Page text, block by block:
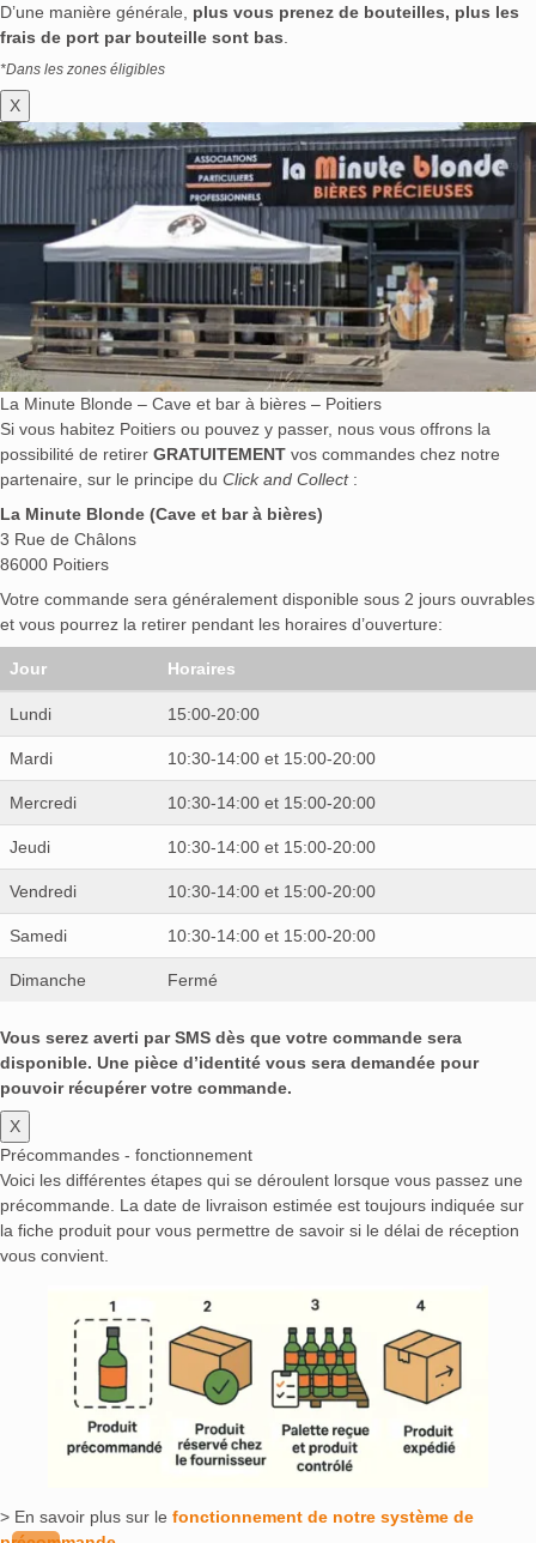
D’une manière générale, plus vous prenez de bouteilles, plus les
frais de port par bouteille sont bas
*Dans les zones éligibles
X
La Minute Blonde – Cave et bar à bières – Poitiers
Si vous habitez Poitiers ou pouvez y passer, nous vous offrons la
possibilité de retirer GRATUITEMENT vos commandes chez notre
partenaire, sur le principe du Click and Collect:
La Minute Blonde (Cave et bar à bières)
3 Rue de Châlons
86000 Poitiers
Votre commande sera généralement disponible sous 2 jours ouvrables
et vous pourrez la retirer pendant les horaires d’ouverture:
Jour Horaires
Lundi 15:00-20:00
Mardi 10:30-14:00 et 15:00-20:00
Mercredi 10:30-14:00 et 15:00-20:00
Jeudi 10:30-14:00 et 15:00-20:00
Vendredi 10:30-14:00 et 15:00-20:00
Samedi 10:30-14:00 et 15:00-20:00
Dimanche Fermé
Vous serez averti par SMS dès que votre commande sera
disponible. Une pièce d’identité vous sera demandée pour
pouvoir récupérer votre commande.
X
Précommandes - fonctionnement
Voici les différentes étapes qui se déroulent lorsque vous passez une
précommande. La date de livraison estimée est toujours indiquée sur
la fiche produit pour vous permettre de savoir si le délai de réception
vous convient.
> En savoir plus sur le fonctionnement de notre système de